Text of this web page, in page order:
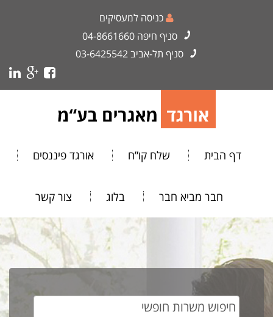
כניסה למעסיקים
סניף חיפה 04-8661660
סניף תל-אביב03-6425542
דף הבית שלח קו”ח אורגד פיננסים
חבר מביא חבר בלוג צור קשר